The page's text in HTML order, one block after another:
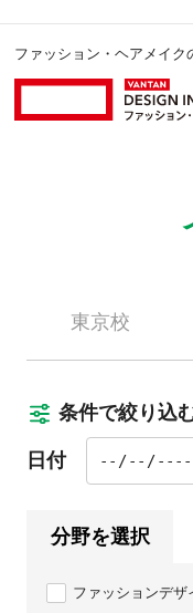
ファッション・ヘアメイ
東京校
条件で絞り込
日付
分野を選択
ファッションデザ